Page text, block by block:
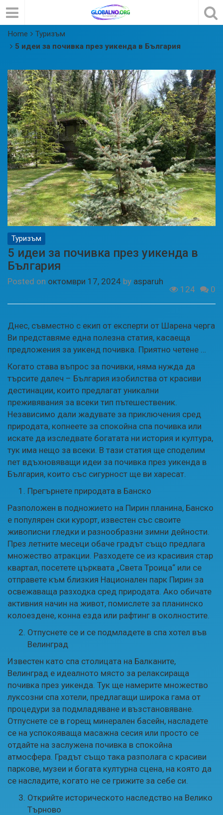
Home
Туризъм
5 идеи за почивка през уикенда в България
Туризъм
5 идеи за почивка през уикенда в
България
Posted on октомври 17, 2024 by asparuh
124
0
Днес, съвместно с екип от експерти от Шарена черга
Ви представяме една полезна статия, касаеща
предложения за уикенд почивка. Приятно четене …
Когато става въпрос за почивки, няма нужда да
търсите далеч – България изобилства от красиви
дестинации, които предлагат уникални
преживявания за всеки тип пътешественик.
Независимо дали жадувате за приключения сред
природата, копнеете за спокойна спа почивка или
искате да изследвате богатата ни история и култура,
тук има нещо за всеки. В тази статия ще споделим
пет вдъхновяващи идеи за почивка през уикенда в
България, които със сигурност ще ви харесат.
Прегърнете природата в Банско
Разположен в подножието на Пирин планина, Банско
е популярен ски курорт, известен със своите
живописни гледки и разнообразни зимни дейности.
През летните месеци обаче градът също предлага
множество атракции. Разходете се из красивия стар
квартал, посетете църквата „Света Троица“ или се
отправете към близкия Национален парк Пирин за
освежаваща разходка сред природата. Ако обичате
активния начин на живот, помислете за планинско
колоездене, конна езда или рафтинг в околностите.
Отпуснете се и се подмладете в спа хотел във
Велинград
Известен като спа столицата на Балканите,
Велинград е идеалното място за релаксираща
почивка през уикенда. Тук ще намерите множество
луксозни спа хотели, предлагащи широка гама от
процедури за подмладяване и възстановяване.
Отпуснете се в горещ минерален басейн, насладете
се на успокояваща масажна сесия или просто се
отдайте на заслужена почивка в спокойна
атмосфера. Градът също така разполага с красиви
паркове, музеи и богата културна сцена, на която да
се насладите, когато не се грижите за себе си.
Открийте историческото наследство на Велико
Търново